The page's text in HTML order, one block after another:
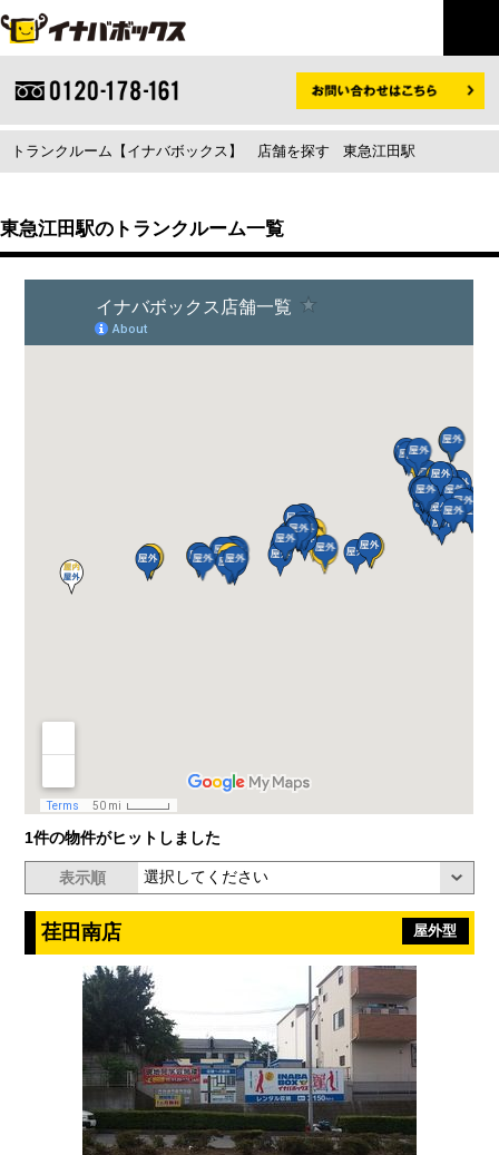
トランクルーム【イナバボックス】 店舗を探す 東急江田駅
東急江田駅のトランクルーム一覧
1件の物件がヒットしました
表示順
荏田南店 屋外型